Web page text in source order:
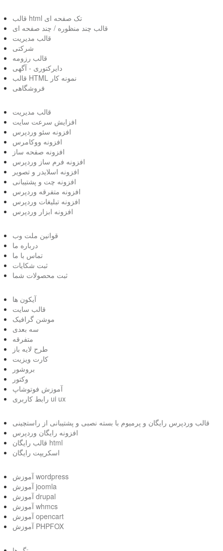
قالب html تک صفحه ای
قالب چند منظوره / چند صفحه ای
قالب مدیریت
شرکتی
قالب رزومه
دایرکتوری - آگهی
قالب HTML نمونه کار
فروشگاهی
قالب مدیریت
افزایش سرعت سایت
افزونه سئو وردپرس
افزونه ووکامرس
افزونه صفحه ساز
افزونه فرم ساز وردپرس
افزونه اسلایدر و تصویر
افزونه چت و پشتیبانی
افزونه متفرقه وردپرس
افزونه تبلیغات وردپرس
افزونه ابزار وردپرس
قوانین ملت وب
درباره ما
تماس با ما
ثبت شکایات
ثبت محصولات شما
آیکون ها
قالب سایت
موشن گرافیک
سه بعدی
متفرقه
طرح لایه باز
کارت ویزیت
بروشور
وکتور
آموزش فوتوشاپ
رابط کاربری ui ux
قالب وردپرس رایگان و پرمیوم با بسته نصبی و پشتیبانی از راستچینی
افزونه رایگان وردپرس
قالب رایگان html
اسکریپت رایگان
آموزش wordpress
آموزش joomla
آموزش drupal
آموزش whmcs
آموزش opencart
آموزش PHPFOX